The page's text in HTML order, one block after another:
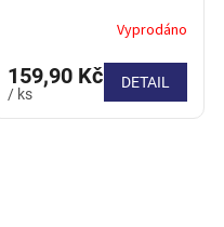
Vyprodáno
159,90 Kč
/ ks
DETAIL